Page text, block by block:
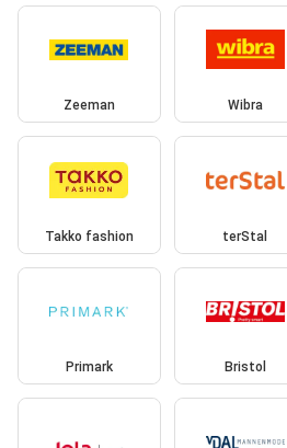
Zeeman Wibra
Takko fashion terStal
Primark Bristol